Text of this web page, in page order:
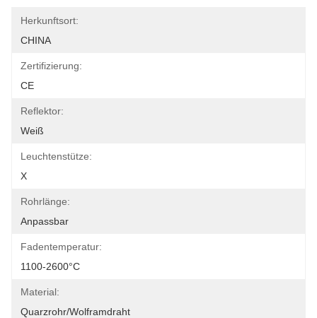
Herkunftsort:
CHINA
Zertifizierung:
CE
Reflektor:
Weiß
Leuchtenstütze:
X
Rohrlänge:
Anpassbar
Fadentemperatur:
1100-2600°C
Material:
Quarzrohr/Wolframdraht